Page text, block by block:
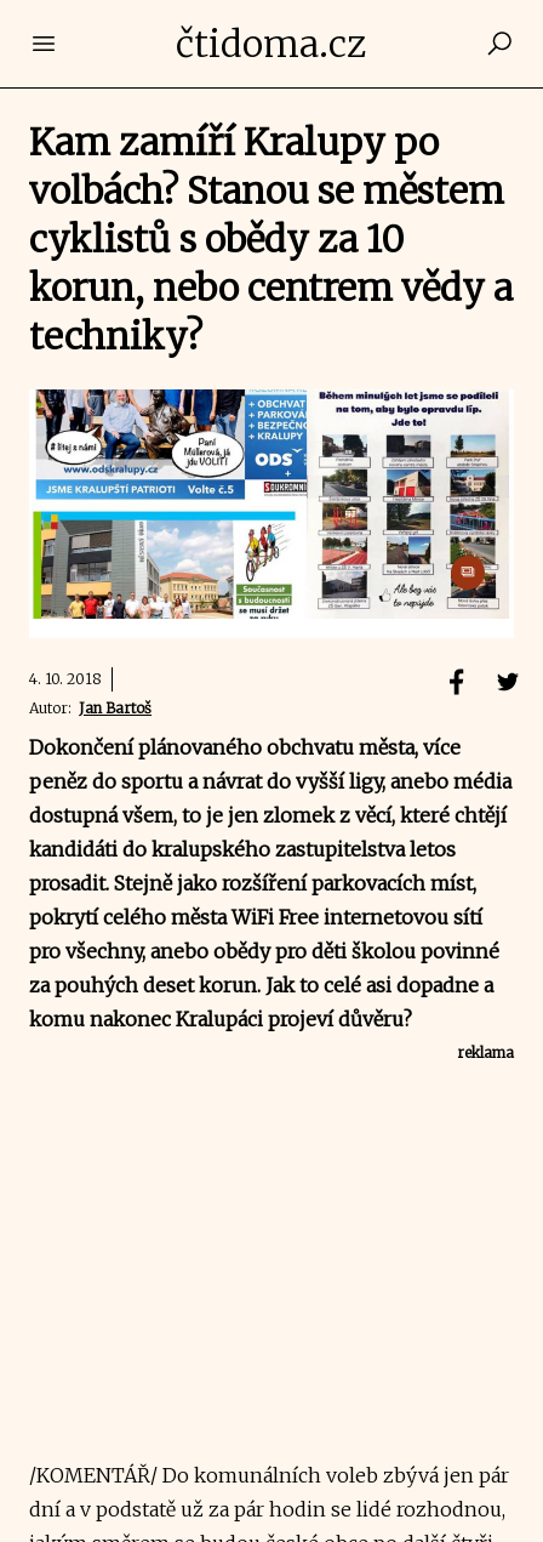
Open main menučtidoma.cz
Kam zamíří Kralupy po
volbách? Stanou se městem
cyklistů s obědy za 10
korun, nebo centrem vědy a
techniky?
4. 10. 2018
Autor: Jan Bartoš
Dokončení plánovaného obchvatu města, více
peněz do sportu a návrat do vyšší ligy, anebo média
dostupná všem, to je jen zlomek z věcí, které chtějí
kandidáti do kralupského zastupitelstva letos
prosadit. Stejně jako rozšíření parkovacích míst,
pokrytí celého města WiFi Free internetovou sítí
pro všechny, anebo obědy pro děti školou povinné
za pouhých deset korun. Jak to celé asi dopadne a
komu nakonec Kralupáci projeví důvěru?
reklama
/KOMENTÁŘ/ Do komunálních voleb zbývá jen pár
dní a v podstatě už za pár hodin se lidé rozhodnou,